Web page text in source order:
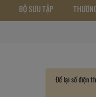
BỘ SƯU TẬP
Để lại số điện